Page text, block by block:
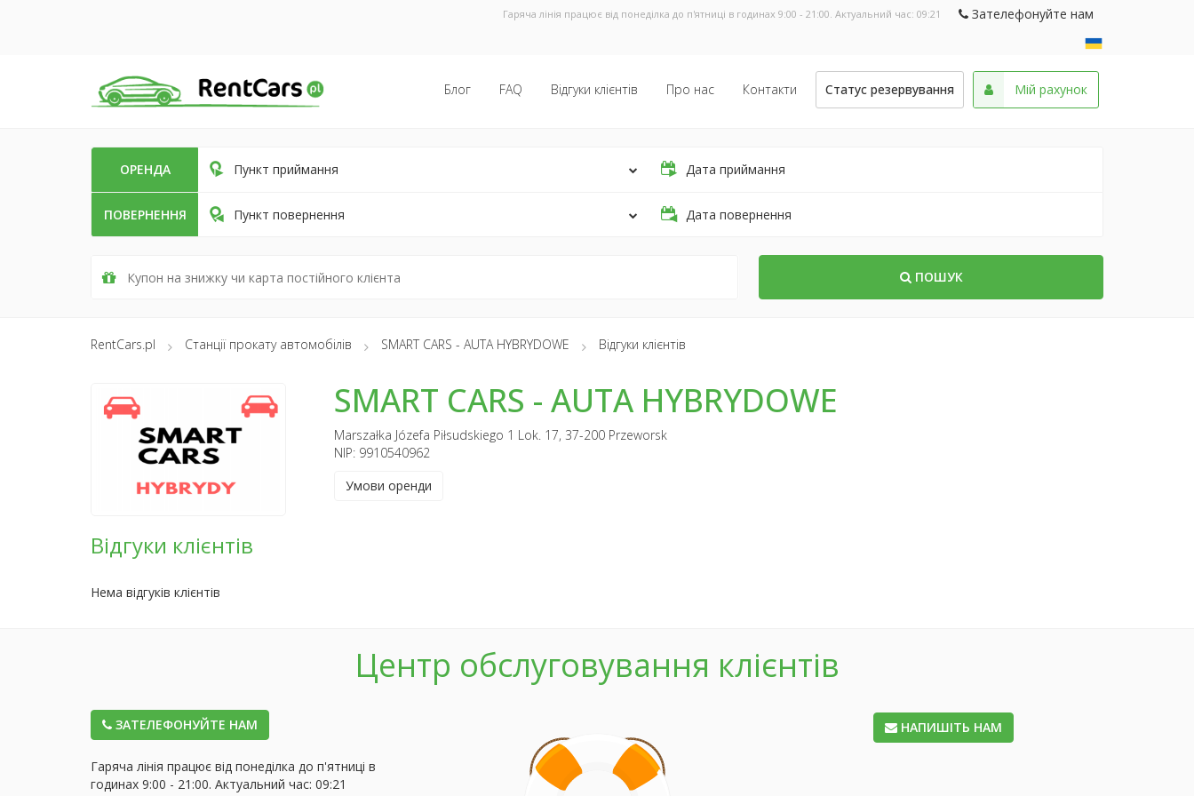
Гаряча лінія працює від понеділка до п'ятниці в годинах 9:00 - 21:00. Актуальний час: 09:21 Зателефонуйте нам
Блог FAQ Відгуки клієнтів Про нас Контакти Статус резервування Мій рахунок
ОРЕНДА Пункт приймання Дата приймання
ПОВЕРНЕННЯ Пункт повернення Дата повернення
ПОШУК
RentCars.pl Станції прокату автомобілів SMART CARS - AUTA HYBRYDOWE Відгуки клієнтів
SMART CARS - AUTA HYBRYDOWE
Marszałka Józefa Piłsudskiego 1 Lok. 17, 37-200 Przeworsk
NIP: 9910540962
Умови оренди
Відгуки клієнтів
Нема відгуків клієнтів
Центр обслуговування клієнтів
ЗАТЕЛЕФОНУЙТЕ НАМ
Гаряча лінія працює від понеділка до п'ятниці в
годинах 9:00 - 21:00. Актуальний час: 09:21
НАПИШІТЬ НАМ